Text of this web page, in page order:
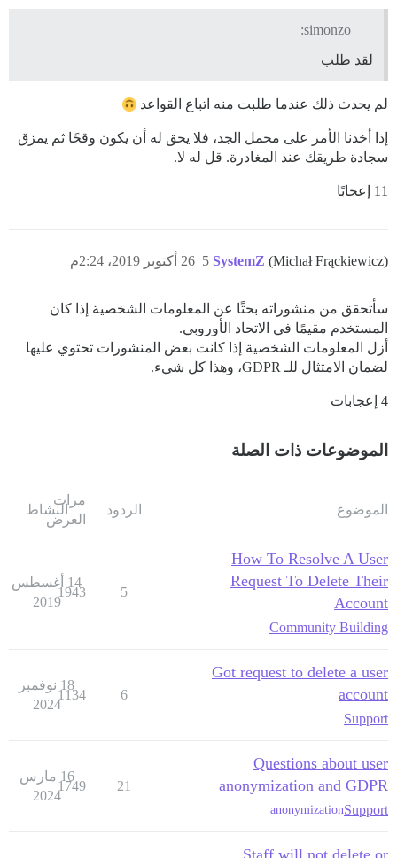
simonzo:
لقد طلب
لم يحدث ذلك عندما طلبت منه اتباع القواعد
إذا أخذنا الأمر على محمل الجد، فلا يحق له أن يكون وقحًا ثم يمزق
سجادة طريقك عند المغادرة. قل له لا.
11 إعجابًا
SystemZ (Michał Frąckiewicz) 26 أكتوبر 2019، 2:24م 5
سأتحقق من منشوراته بحثًا عن المعلومات الشخصية إذا كان
المستخدم مقيمًا في الاتحاد الأوروبي.
أزل المعلومات الشخصية إذا كانت بعض المنشورات تحتوي عليها
لضمان الامتثال للـ GDPR، وهذا كل شيء.
4 إعجابات
الموضوعات ذات الصلة
الموضوع الردود
مرات
العرض
النشاط
How To Resolve A User
Request To Delete Their
Account
Community Building
5
1943
14 أغسطس
2019
Got request to delete a user
account
Support
6
1134
18 نوفمبر
2024
Questions about user
anonymization and GDPR
Support
anonymization
21
1749
16 مارس
2024
Staff will not delete or